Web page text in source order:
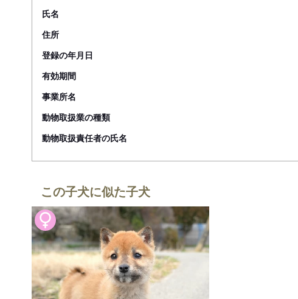
氏名
住所
登録の年月日
有効期間
事業所名
動物取扱業の種類
動物取扱責任者の氏名
この子犬に似た子犬